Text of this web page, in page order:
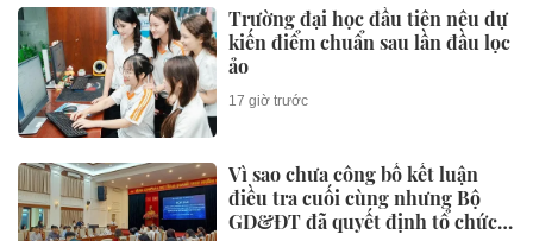
Trường đại học đầu tiên nêu dự
kiến điểm chuẩn sau lần đầu lọc
ảo
17 giờ trước
Vì sao chưa công bố kết luận
điều tra cuối cùng nhưng Bộ
GD&ĐT đã quyết định tổ chức